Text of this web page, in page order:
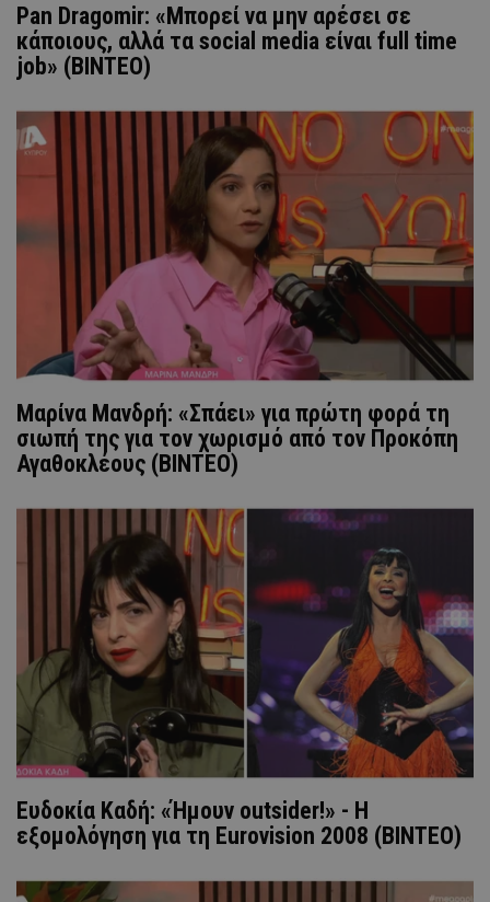
Pan Dragomir: «Μπορεί να μην αρέσει σε
κάποιους, αλλά τα social media είναι full time
job» (ΒΙΝΤΕΟ)
Μαρίνα Μανδρή: «Σπάει» για πρώτη φορά τη
σιωπή της για τον χωρισμό από τον Προκόπη
Αγαθοκλέους (ΒΙΝΤΕΟ)
Ευδοκία Καδή: «Ήμουν outsider!» - Η
εξομολόγηση για τη Eurovision 2008 (ΒΙΝΤΕΟ)